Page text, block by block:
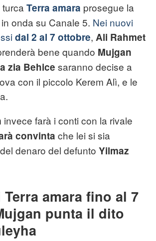
Terra amara prosegue la
onda su Canale 5. Nei nuovi
dal 2 al 7 ottobre, Ali Rahmet
bene quando Mujgan
zia Behice saranno decise a
con il piccolo Kerem Alì, e le
invece farà i conti con la rivale
convinta che lei si sia
denaro del defunto Yilmaz
amara fino al 7
punta il dito